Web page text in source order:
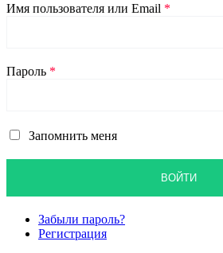
Имя пользователя или Email *
Пароль *
Запомнить меня
Забыли пароль?
Регистрация